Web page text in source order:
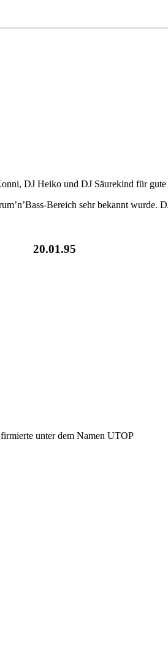
DJ Heiko und DJ Säurekind für
Bereich sehr bekannt wurde.
20.01.95
unter dem Namen UTOP